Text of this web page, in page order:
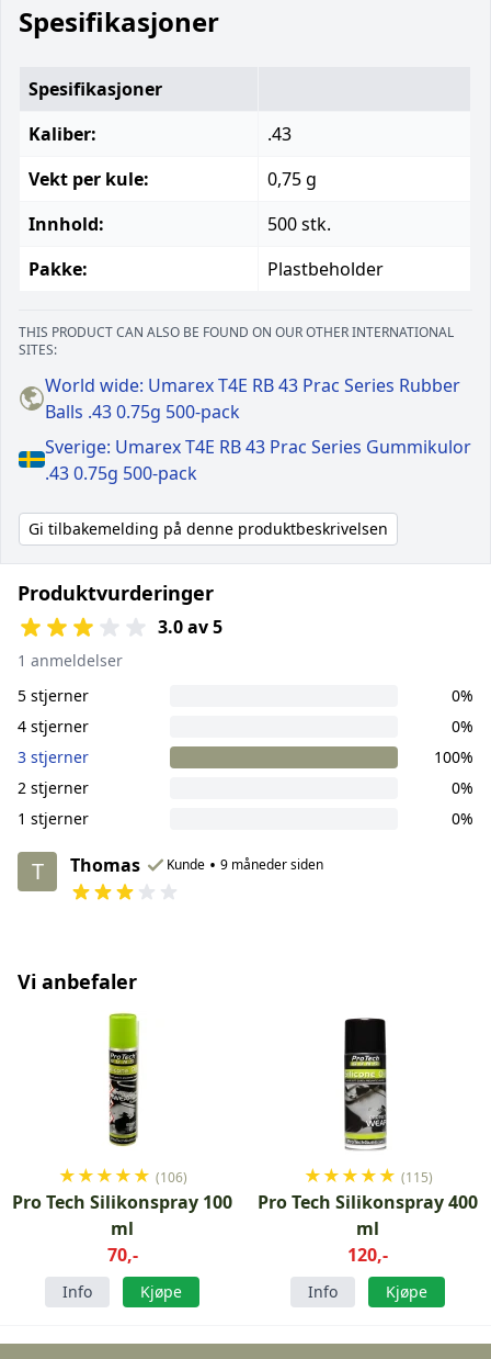
Spesifikasjoner
Spesifikasjoner
Kaliber:
.43
Vekt per kule:
0,75 g
Innhold:
500 stk.
Pakke:
Plastbeholder
THIS PRODUCT CAN ALSO BE FOUND ON OUR OTHER INTERNATIONAL
SITES:
World wide: Umarex T4E RB 43 Prac Series Rubber
Balls .43 0.75g 500-pack
Sverige: Umarex T4E RB 43 Prac Series Gummikulor
.43 0.75g 500-pack
Gi tilbakemelding på denne produktbeskrivelsen
Produktvurderinger
3.0 av 5
1 anmeldelser
5 stjerner
0%
4 stjerner
0%
3 stjerner
100%
2 stjerner
0%
1 stjerner
0%
T Thomas Kunde • 9 måneder siden
Vi anbefaler
★★★★★ (106)
Pro Tech Silikonspray 100
ml
70,-
Info Kjøpe
★★★★★ (115)
Pro Tech Silikonspray 400
ml
120,-
Info Kjøpe